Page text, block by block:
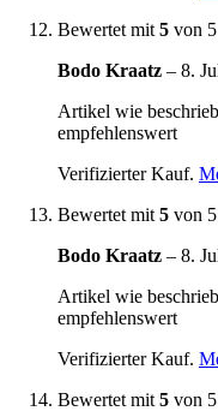
Bewertet mit 5 von 5
Bodo Kraatz – 8.
Artikel wie
empfehlenswert
Verifizierter Kauf.
Bewertet mit 5 von 5
Bodo Kraatz – 8.
Artikel wie
empfehlenswert
Verifizierter Kauf.
Bewertet mit 5 von 5